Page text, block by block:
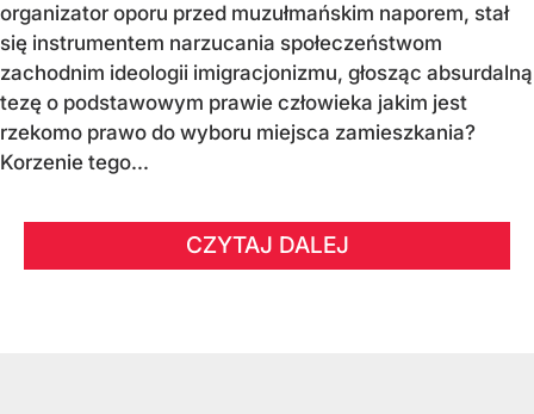
organizator oporu przed muzułmańskim naporem, stał
się instrumentem narzucania społeczeństwom
zachodnim ideologii imigracjonizmu, głosząc absurdalną
tezę o podstawowym prawie człowieka jakim jest
rzekomo prawo do wyboru miejsca zamieszkania?
Korzenie tego...
CZYTAJ DALEJ